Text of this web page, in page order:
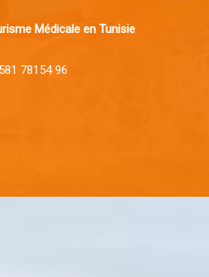
Médicale en Tunisie
78154 96